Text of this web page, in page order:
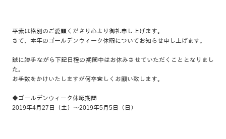
平素は格別のご愛顧くださり心より御礼申し上げます。
さて、本年のゴールデンウィーク休暇についてお知らせ申し上げます。
誠に勝手ながら下記日程の期間中はお休みさせていただくこととなりまし
た。
お手数をかけいたしますが何卒宜しくお願い致します。
◆ゴールデンウィーク休暇期間
2019年4月27日（土）～2019年5月5日（日）